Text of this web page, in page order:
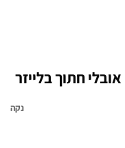
חתוך בלייזר
נקה